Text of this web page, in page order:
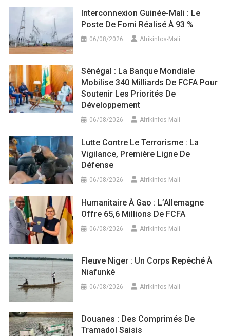
Interconnexion Guinée-Mali : Le
Poste De Fomi Réalisé À 93 %
06/08/2026 Afrikinfos-Mali
Sénégal : La Banque Mondiale
Mobilise 340 Milliards De FCFA Pour
Soutenir Les Priorités De
Développement
06/08/2026 Afrikinfos-Mali
Lutte Contre Le Terrorisme : La
Vigilance, Première Ligne De
Défense
06/08/2026 Afrikinfos-Mali
Humanitaire À Gao : L’Allemagne
Offre 65,6 Millions De FCFA
06/08/2026 Afrikinfos-Mali
Fleuve Niger : Un Corps Repêché À
Niafunké
06/08/2026 Afrikinfos-Mali
Douanes : Des Comprimés De
Tramadol Saisis